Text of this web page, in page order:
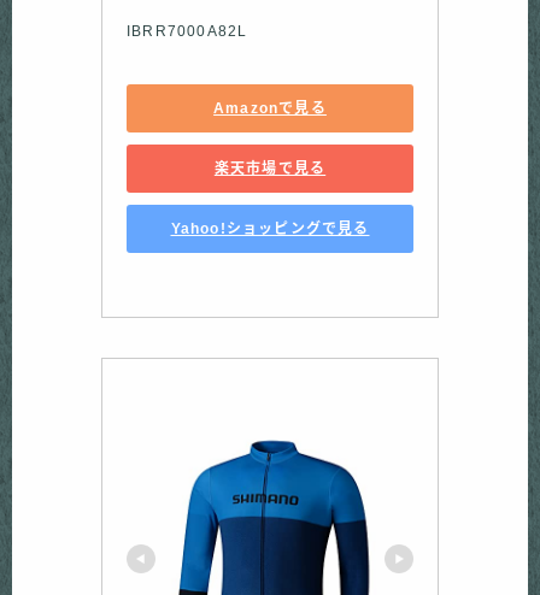
IBRR7000A82L
Amazonで見る
楽天市場で見る
Yahoo!ショッピングで見る